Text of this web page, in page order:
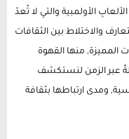
الأولمبية والتي لا تُعدّ
والاختلاط بين الثقافات
المميزة, منها القهوة
عبر الزمن لنستكشف
ومدى ارتباطها بثقافة